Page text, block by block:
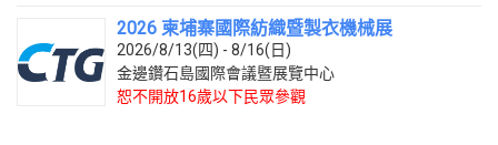
2026 柬埔寨國際紡織暨製衣機械展
2026/8/13(四) - 8/16(日)
金邊鑽石島國際會議暨展覽中心
恕不開放16歲以下民眾參觀